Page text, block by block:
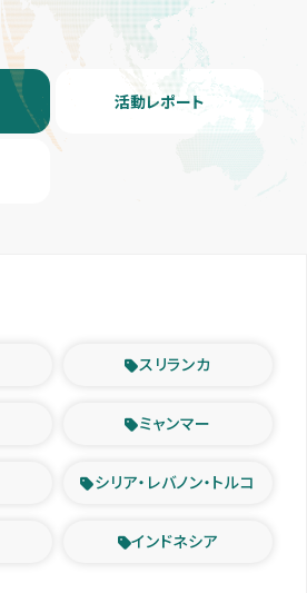
活動レポート
スリランカ
ミャンマー
シリア・レバノン・トルコ
インドネシア